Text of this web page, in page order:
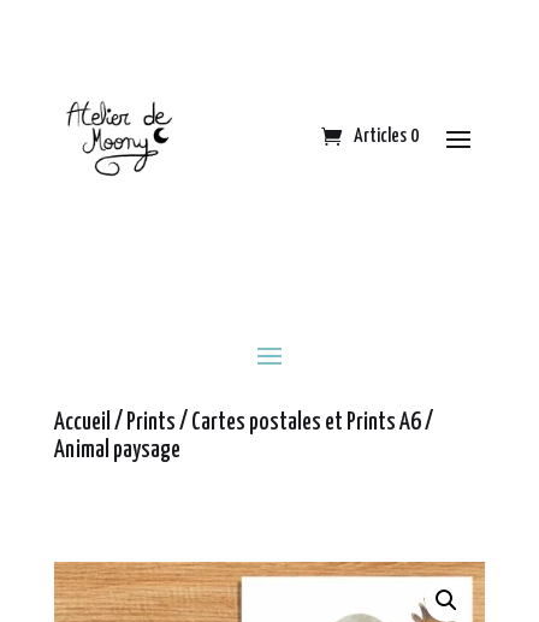
Articles 0
Accueil / Prints / Cartes postales et Prints A6/
Animal paysage